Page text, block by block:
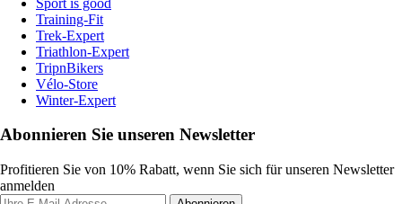
Training-Fit
Trek-Expert
Triathlon-Expert
TripnBikers
Vélo-Store
Winter-Expert
Abonnieren Sie unseren Newsletter
Profitieren Sie von 10% Rabatt, wenn Sie sich für unseren Newsletter
anmelden